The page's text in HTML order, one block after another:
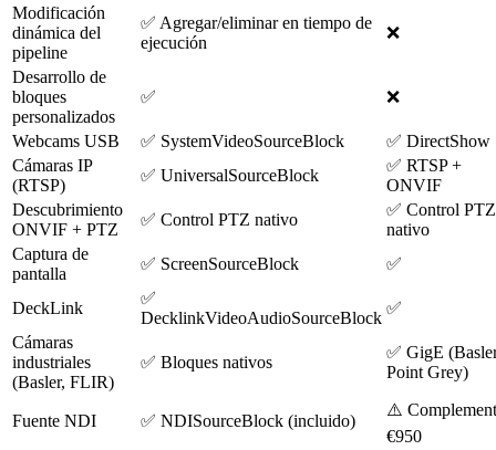
Modificación
dinámica del
pipeline
✅ Agregar/eliminar en tiempo de
ejecución
❌
Desarrollo de
bloques
personalizados
✅ ❌
Webcams USB ✅ SystemVideoSourceBlock
✅ DirectShow
Cámaras IP
(RTSP)
✅ UniversalSourceBlock
✅ RTSP +
ONVIF
Descubrimiento
ONVIF + PTZ
✅ Control PTZ nativo
✅ Control PTZ
nativo
Captura de
pantalla
✅ ScreenSourceBlock ✅
DeckLink
✅
DecklinkVideoAudioSourceBlock
✅
Cámaras
industriales
(Basler, FLIR)
✅ Bloques nativos
✅ GigE
Point Grey)
Fuente NDI ✅ NDISourceBlock (incluido)
⚠️
€950